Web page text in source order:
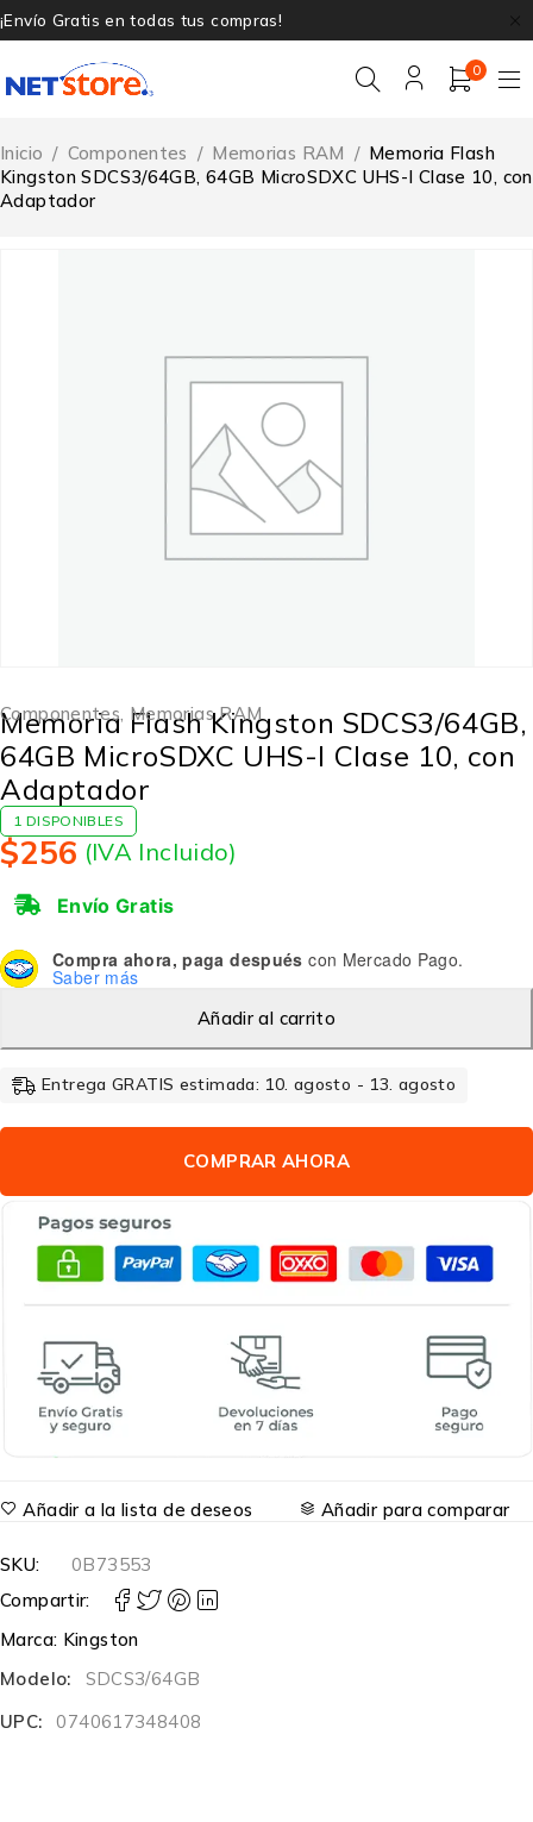
¡Envío Gratis en todas tus compras!
0
Inicio / Componentes / Memorias RAM / Memoria Flash
Kingston SDCS3/64GB, 64GB MicroSDXC UHS-I Clase 10, con
Adaptador
Componentes, Memorias RAM
Memoria Flash Kingston SDCS3/64GB,
64GB MicroSDXC UHS-I Clase 10, con
Adaptador
1 DISPONIBLES
$256 (IVA Incluido)
Envío Gratis
Compra ahora, paga después con Mercado Pago.
Saber más
Añadir al carrito
Entrega GRATIS estimada: 10. agosto - 13. agosto
COMPRAR AHORA
Añadir a la lista de deseos Añadir para comparar
SKU:
0B73553
Compartir:
Marca: Kingston
Modelo:
SDCS3/64GB
UPC:
0740617348408